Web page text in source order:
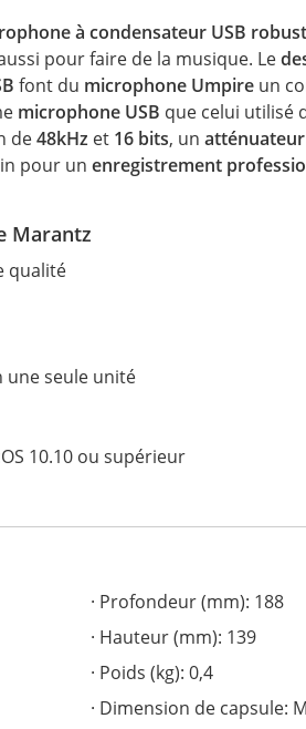
à condensateur USB
pour faire de la musique. Le
font du microphone Umpire un
microphone USB que celui utilisé
de48kHz et 16 bits, un
pour unenregistrement
Marantz
qualité
seule unité
10.10 ou supérieur
Profondeur (mm): 188
Hauteur (mm): 139
Poids (kg): 0,4
Dimension de capsule: